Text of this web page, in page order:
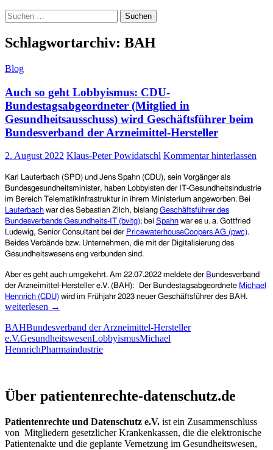
Suchen
nach:
Schlagwortarchiv: BAH
Blog
Auch so geht Lobbyismus: CDU-
Bundestagsabgeordneter (Mitglied in
Gesundheitsausschuss) wird Geschäftsführer beim
Bundesverband der Arzneimittel-Hersteller
2. August 2022 Klaus-Peter Powidatschl Kommentar hinterlassen
Karl Lauterbach (SPD) und Jens Spahn (CDU), sein Vorgänger als
Bundesgesundheitsminister, haben Lobbyisten der IT-Gesundheitsindustrie
im Bereich Telematikinfrastruktur in ihrem Ministerium angeworben. Bei
Lauterbach war dies Sebastian Zilch, bislang Geschäftsführer des
Bundesverbands Gesundheits-IT (bvitg); bei Spahn war es u. a. Gottfried
Ludewig, Senior Consultant bei der PricewaterhouseCoopers AG (pwc).
Beides Verbände bzw. Unternehmen, die mit der Digitalisierung des
Gesundheitswesens eng verbunden sind.
Aber es geht auch umgekehrt. Am 22.07.2022 meldete der Bundesverband
der Arzneimittel-Hersteller e.V. (BAH):
Der Bundestagsabgeordnete Michael
Hennrich (CDU) wird im Frühjahr 2023 neuer Geschäftsführer des BAH.
der
weiterlesen →
BAHBundesverband der Arzneimittel-Hersteller
e.V.GesundheitswesenLobbyismusMichael
HennrichPharmaindustrie
Patientenrechte und Datenschutz e.V.
Über patientenrechte-datenschutz.de
Patientenrechte und Datenschutz e.V. ist ein Zusammenschluss
von Mitgliedern gesetzlicher Krankenkassen, die die elektronische
Patientenakte und die geplante Vernetzung im Gesundheitswesen,